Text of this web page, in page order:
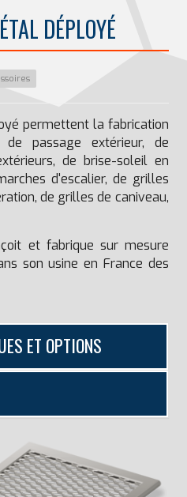
DÉPLOYÉ
permettent la fabrication
passage extérieur, de
de brise-soleil en
d'escalier, de grilles
de grilles de caniveau,
et fabrique sur mesure
son usine en France des
ET OPTIONS